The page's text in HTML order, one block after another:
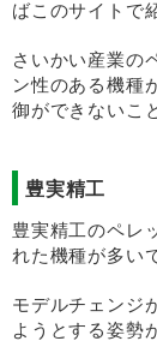
ばこのサイトで
さいかい産業の
ン性のある機種
御ができないこ
豊実精工
豊実精工のペレ
れた機種が多い
モデルチェンジ
ようとする姿勢